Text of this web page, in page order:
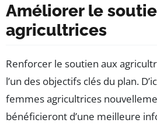
Améliorer le
agricultrices
Renforcer le soutien aux
l’un des objectifs clés du plan.
femmes agricultrices
bénéficieront d’une meilleure